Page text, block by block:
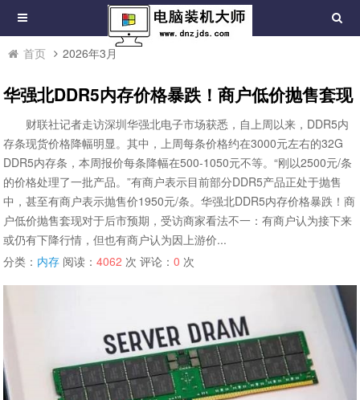
首页 2026年3月
华强北DDR5内存价格暴跌！商户低价抛售套现
财联社记者走访深圳华强北电子市场获悉，自上周以来，DDR5内
存条现货价格降幅明显。其中，上周每条价格约在3000元左右的32G
DDR5内存条，本周报价每条降幅在500-1050元不等。“刚以2500元/条
的价格处理了一批产品。”有商户表示目前部分DDR5产品正处于抛售
中，甚至有商户表示抛售价1950元/条。华强北DDR5内存价格暴跌！商
户低价抛售套现对于后市预期，受访商家看法不一：有商户认为接下来
或仍有下降行情，但也有商户认为因上游价...
分类： 内存 阅读：4062 次 评论：0 次